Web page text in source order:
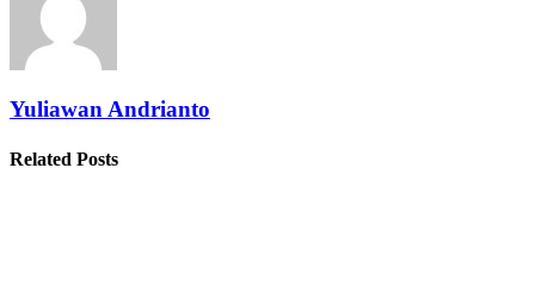
Yuliawan Andrianto
Related Posts